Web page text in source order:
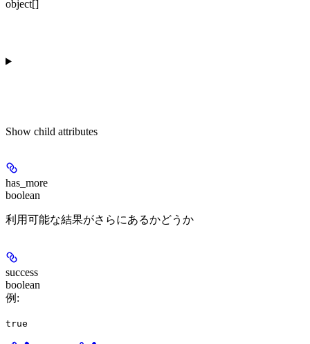
object[]
Show child attributes
has_more
boolean
利用可能な結果がさらにあるかどうか
success
boolean
例 :
true